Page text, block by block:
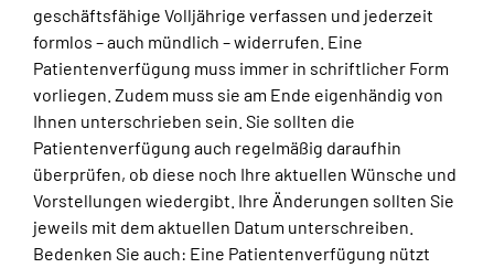
geschäftsfähige Volljährige verfassen und jederzeit
formlos – auch mündlich – widerrufen. Eine
Patientenverfügung muss immer in schriftlicher Form
vorliegen. Zudem muss sie am Ende eigenhändig von
Ihnen unterschrieben sein. Sie sollten die
Patientenverfügung auch regelmäßig daraufhin
überprüfen, ob diese noch Ihre aktuellen Wünsche und
Vorstellungen wiedergibt. Ihre Änderungen sollten Sie
jeweils mit dem aktuellen Datum unterschreiben.
Bedenken Sie auch: Eine Patientenverfügung nützt